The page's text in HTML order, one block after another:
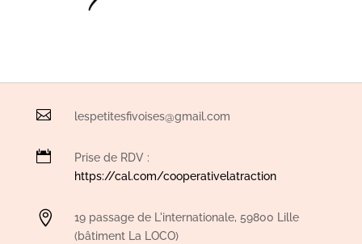
 lespetitesfivoises@gmail.com

Prise de RDV :
https://cal.com/cooperativelatraction

19 passage de L'internationale, 59800 Lille
(bâtiment La LOCO)